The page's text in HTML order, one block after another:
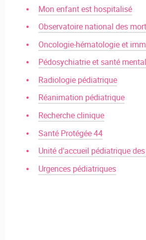
Mon enfant est hospitalisé
Observatoire national des
Oncologie-hématologie et
Pédosychiatrie et santé
Radiologie pédiatrique
Réanimation pédiatrique
Recherche clinique
Santé Protégée 44
Unité d'accueil pédiatrique
Urgences pédiatriques